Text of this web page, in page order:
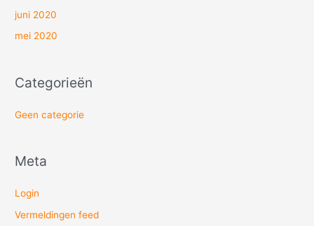
juni 2020
mei 2020
Categorieën
Geen categorie
Meta
Login
Vermeldingen feed